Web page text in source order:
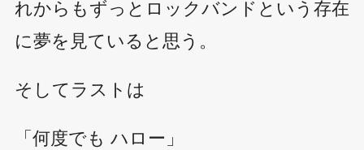
れからもずっとロックバンドという存在
に夢を見ていると思う。
そしてラストは
「何度でも ハロー」